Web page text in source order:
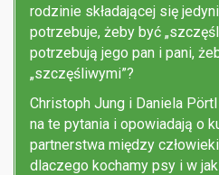
rodzinie składającej się
potrzebuje, żeby być
potrzebują jego pan i pani,
„szczęśliwymi”?
Christoph Jung i Daniela
na te pytania i opowiadają o
partnerstwa między
dlaczego kochamy psy i w